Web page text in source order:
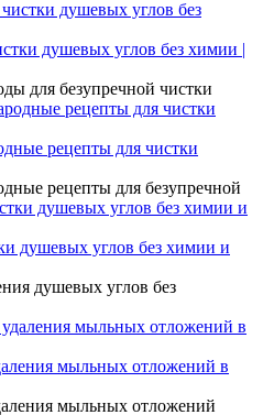
душевых углов без химии |
для безупречной чистки
рецепты для чистки
рецепты для безупречной
душевых углов без химии и
душевых углов без
мыльных отложений в
мыльных отложений